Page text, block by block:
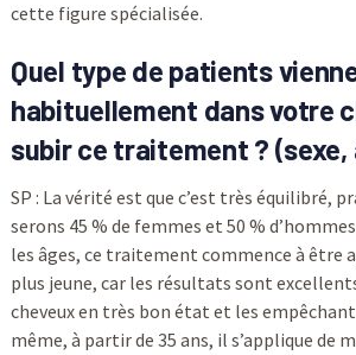
cette figure spécialisée.
Quel type de patients
habituellement dans votre
subir ce traitement ? (sexe,
SP : La vérité est que c’est très équilibré,
serons 45 % de femmes et 50 %
les âges, ce traitement commence à être
plus jeune, car les résultats sont
cheveux en très bon état et les
même, à partir de 35 ans, il s’applique de